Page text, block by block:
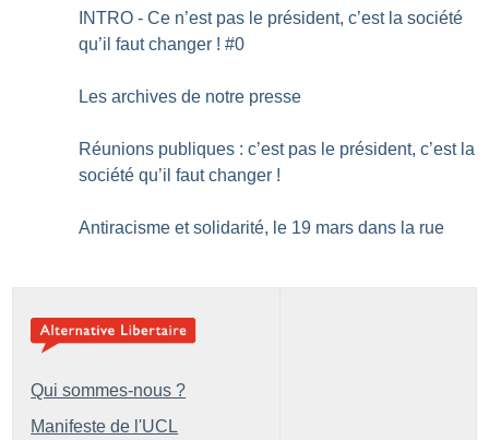
INTRO - Ce n’est pas le président, c’est la société
qu’il faut changer ! #0
Les archives de notre presse
Réunions publiques : c’est pas le président, c’est la
société qu’il faut changer !
Antiracisme et solidarité, le 19 mars dans la rue
Qui sommes-nous ?
Manifeste de l'UCL